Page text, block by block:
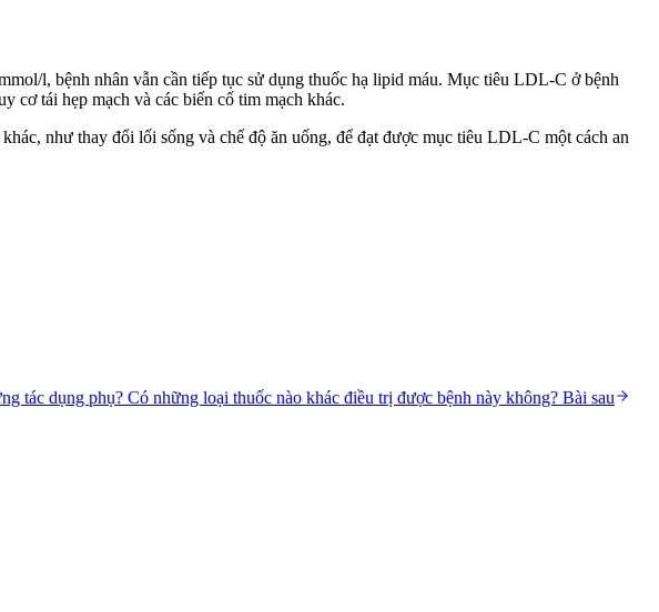
l, bệnh nhân vẫn cần tiếp tục sử dụng thuốc hạ lipid máu. Mục tiêu LDL-C ở bệnh
cơ tái hẹp mạch và các biến cố tim mạch khác.
như thay đổi lối sống và chế độ ăn uống, để đạt được mục tiêu LDL-C một cách an
tác dụng phụ? Có những loại thuốc nào khác điều trị được bệnh này không? Bài sau